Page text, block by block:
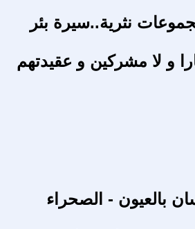
الشعري السوري2 مجموعات نثرية..سيرة بئر
و لا مشركين و عقيدتهم
بالعيون - الصحراء